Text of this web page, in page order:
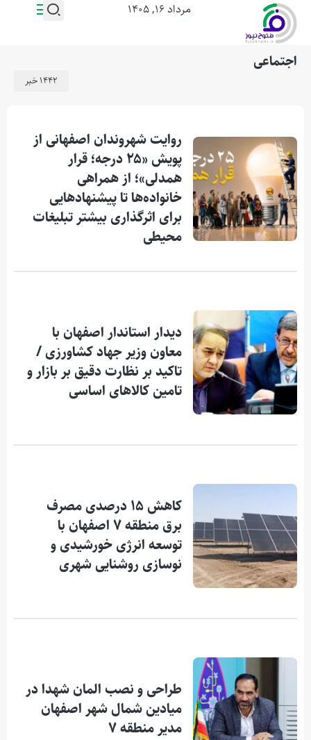
مرداد ۱۶, ۱۴۰۵
اجتماعی
1442 خبر
روایت شهروندان اصفهانی از
پویش «۲۵ درجه؛ قرار
همدلی»؛ از همراهی
خانواده‌ها تا پیشنهادهایی
برای اثرگذاری بیشتر تبلیغات
محیطی
دیدار استاندار اصفهان با
معاون وزیر جهاد کشاورزی /
تاکید بر نظارت دقیق بر بازار و
تامین کالاهای اساسی
کاهش ۱۵ درصدی مصرف
برق منطقه ۷ اصفهان با
توسعه انرژی خورشیدی و
نوسازی روشنایی شهری
طراحی و نصب المان شهدا در
میادین شمال شهر اصفهان
مدیر منطقه ۷